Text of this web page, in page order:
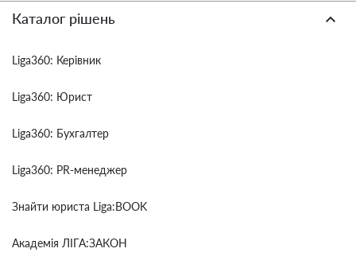
Каталог рішень
Liga360: Керівник
Liga360: Юрист
Liga360: Бухгалтер
Liga360: PR-менеджер
Знайти юриста Liga:BOOK
Академія ЛІГА:ЗАКОН